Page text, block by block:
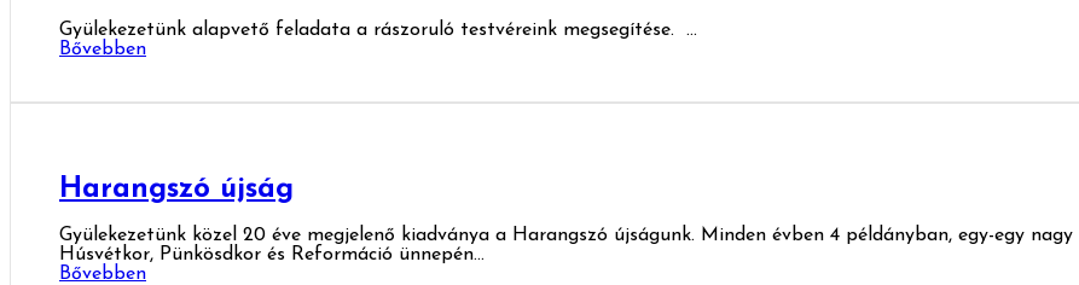
Gyülekezetünk alapvető feladata a rászoruló testvéreink megsegítése. ...
Bővebben
Harangszó újság
Gyülekezetünk közel 20 éve megjelenő kiadványa a Harangszó újságunk. Minden évben 4 példányban, egy-egy
Húsvétkor, Pünkösdkor és Reformáció ünnepén...
Bővebben